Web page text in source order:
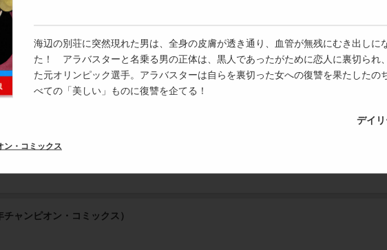
ャンピオン・コミックス）
試し読み
ャンピオン・コミックス）
海辺の別荘に突然現れた男は、全身の皮膚が透き通り、血管が無残にむき出しに
た！ アラバスターと名乗る男の正体は、黒人であったがために恋人に裏切られ
た元オリンピック選手。アラバスターは自らを裏切った女への復讐を果たしたの
べての「美しい」ものに復讐を企てる！
デイ
ン・コミックス